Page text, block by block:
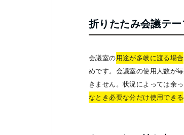
折りたたみ会議テ
会議室の用途が多岐に渡る場合
めです。会議室の使用人数が
きません。状況によっては余
なとき必要な分だけ使用できる